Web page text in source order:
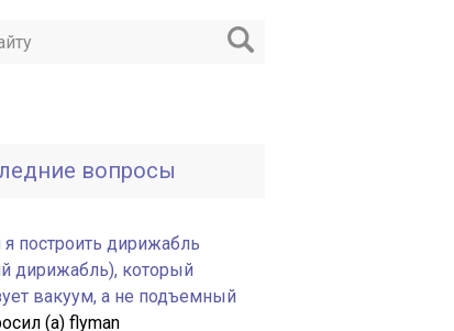
вопросы
построить дирижабль
дирижабль), который
вакуум, а не подъемный
(а) flyman